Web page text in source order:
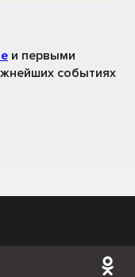
и первыми
событиях